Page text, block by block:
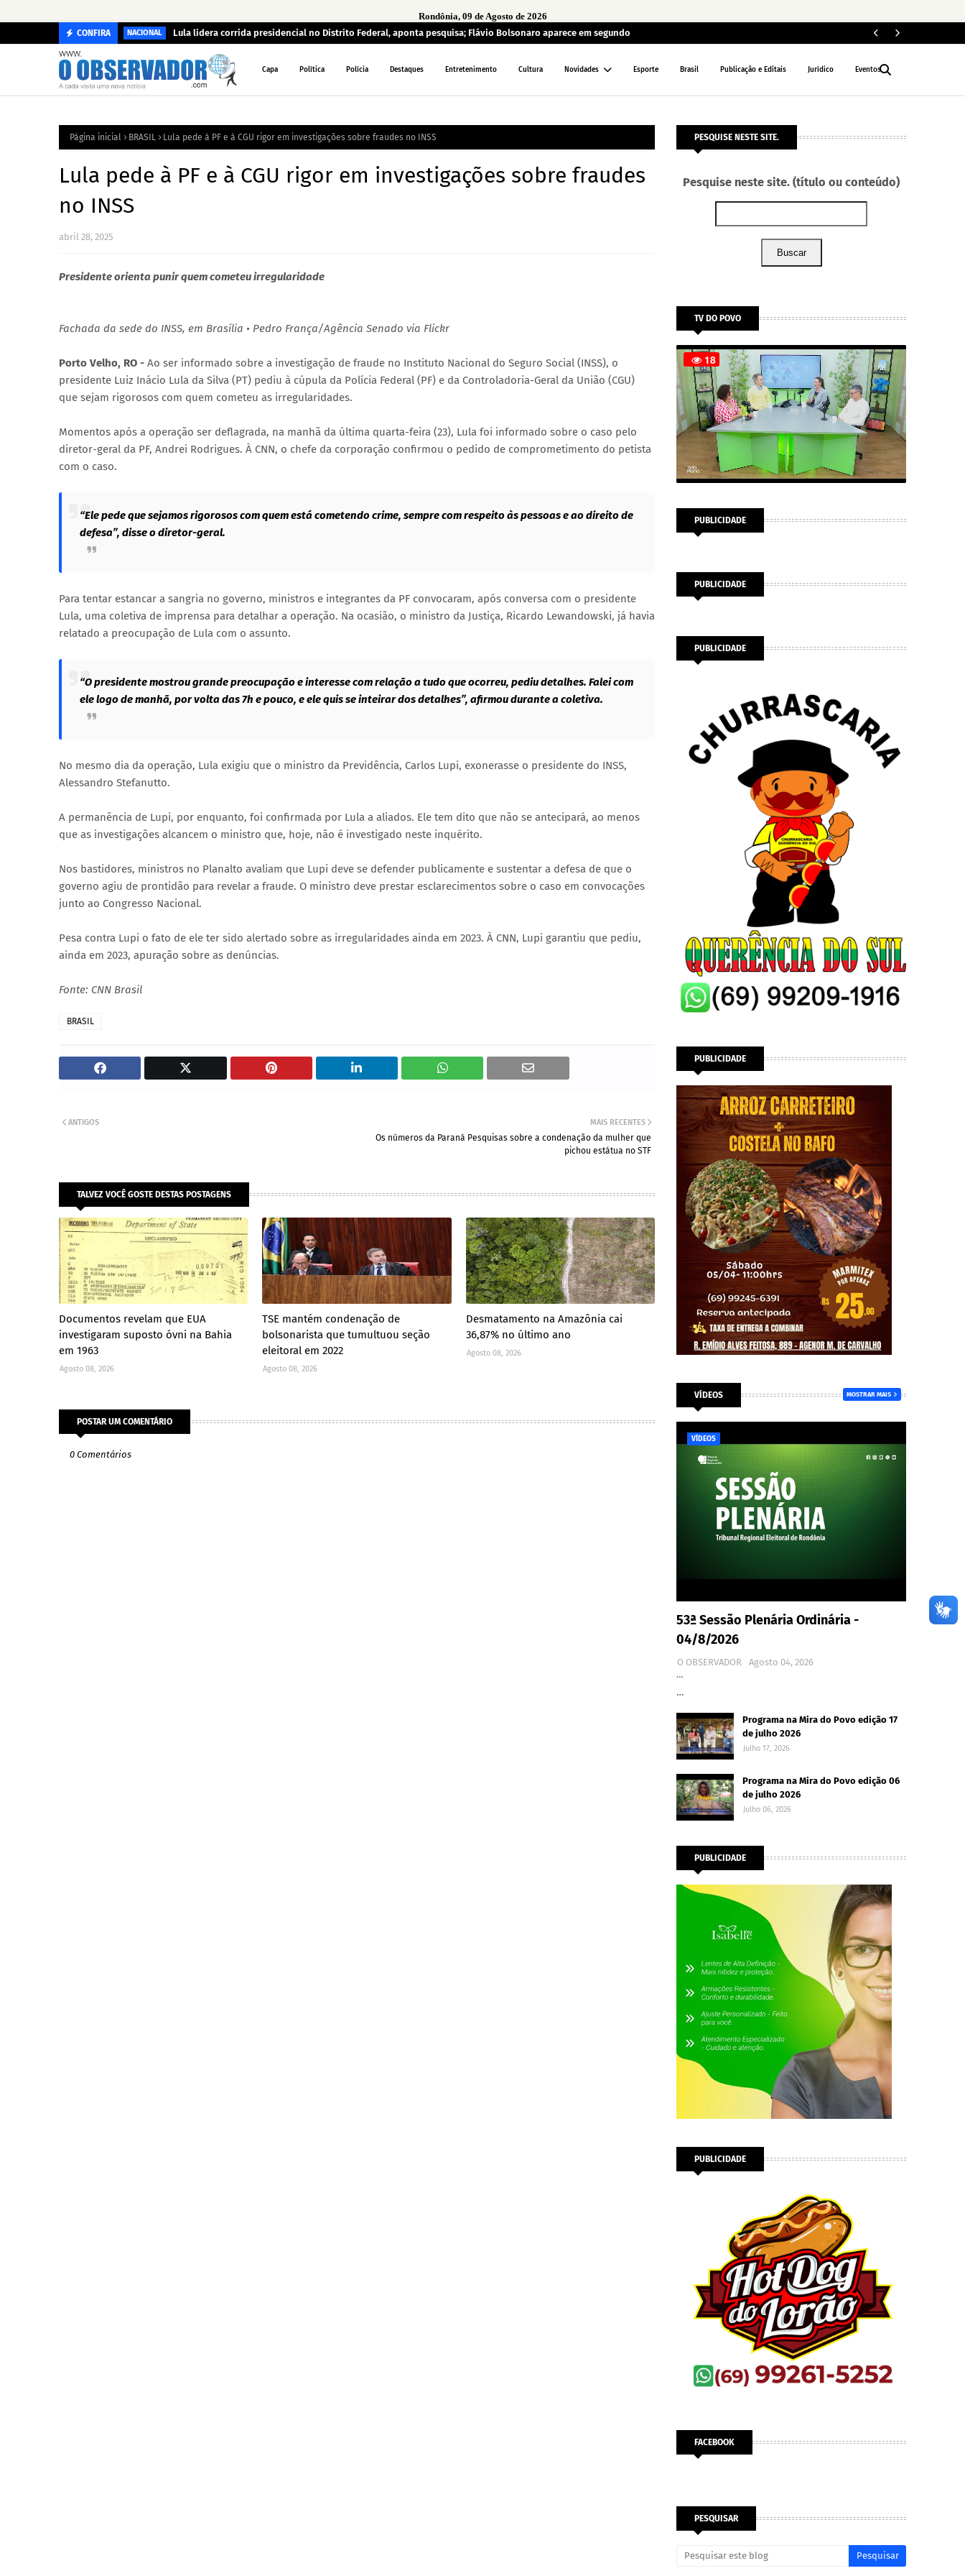
Rondônia, 09 de Agosto de 2026
CONFIRA NACIONAL Lula lidera corrida presidencial no Distrito Federal, aponta pesquisa; Flávio Bolsonaro aparece em segundo
Capa Política Polícia Destaques Entretenimento Cultura Novidades Esporte Brasil Publicação e Editais Jurídico Eventos
Página inicial BRASIL Lula pede à PF e à CGU rigor em investigações sobre fraudes no INSS
Lula pede à PF e à CGU rigor em investigações sobre fraudes
no INSS
abril 28, 2025
Presidente orienta punir quem cometeu irregularidade
Fachada da sede do INSS, em Brasília • Pedro França/Agência Senado via Flickr
Porto Velho, RO - Ao ser informado sobre a investigação de fraude no Instituto Nacional do Seguro Social (INSS), o
presidente Luiz Inácio Lula da Silva (PT) pediu à cúpula da Polícia Federal (PF) e da Controladoria-Geral da União (CGU)
que sejam rigorosos com quem cometeu as irregularidades.
Momentos após a operação ser deflagrada, na manhã da última quarta-feira (23), Lula foi informado sobre o caso pelo
diretor-geral da PF, Andrei Rodrigues. À CNN, o chefe da corporação confirmou o pedido de comprometimento do petista
com o caso.
“Ele pede que sejamos rigorosos com quem está cometendo crime, sempre com respeito às pessoas e ao direito de
defesa”, disse o diretor-geral.
Para tentar estancar a sangria no governo, ministros e integrantes da PF convocaram, após conversa com o presidente
Lula, uma coletiva de imprensa para detalhar a operação. Na ocasião, o ministro da Justiça, Ricardo Lewandowski, já havia
relatado a preocupação de Lula com o assunto.
“O presidente mostrou grande preocupação e interesse com relação a tudo que ocorreu, pediu detalhes. Falei com
ele logo de manhã, por volta das 7h e pouco, e ele quis se inteirar dos detalhes”, afirmou durante a coletiva.
No mesmo dia da operação, Lula exigiu que o ministro da Previdência, Carlos Lupi, exonerasse o presidente do INSS,
Alessandro Stefanutto.
A permanência de Lupi, por enquanto, foi confirmada por Lula a aliados. Ele tem dito que não se antecipará, ao menos
que as investigações alcancem o ministro que, hoje, não é investigado neste inquérito.
Nos bastidores, ministros no Planalto avaliam que Lupi deve se defender publicamente e sustentar a defesa de que o
governo agiu de prontidão para revelar a fraude. O ministro deve prestar esclarecimentos sobre o caso em convocações
junto ao Congresso Nacional.
Pesa contra Lupi o fato de ele ter sido alertado sobre as irregularidades ainda em 2023. À CNN, Lupi garantiu que pediu,
ainda em 2023, apuração sobre as denúncias.
Fonte: CNN Brasil
BRASIL
MAIS RECENTES
Os números da Paraná Pesquisas sobre a condenação da mulher que
pichou estátua no STF
ANTIGOS
TALVEZ VOCÊ GOSTE DESTAS POSTAGENS
Documentos revelam que EUA
investigaram suposto óvni na Bahia
em 1963
Agosto 08, 2026
TSE mantém condenação de
bolsonarista que tumultuou seção
eleitoral em 2022
Agosto 08, 2026
Desmatamento na Amazônia cai
36,87% no último ano
Agosto 08, 2026
POSTAR UM COMENTÁRIO
0 Comentários
PESQUISE NESTE SITE.
Pesquise neste site. (título ou conteúdo)
Buscar
TV DO POVO
PUBLICIDADE
PUBLICIDADE
PUBLICIDADE
PUBLICIDADE
VÍDEOS MOSTRAR MAIS
VÍDEOS
53ª Sessão Plenária Ordinária -
04/8/2026
O OBSERVADOR
Agosto 04, 2026
…
…
Programa na Mira do Povo edição 17
de julho 2026
Julho 17, 2026
Programa na Mira do Povo edição 06
de julho 2026
Julho 06, 2026
PUBLICIDADE
PUBLICIDADE
FACEBOOK
PESQUISAR